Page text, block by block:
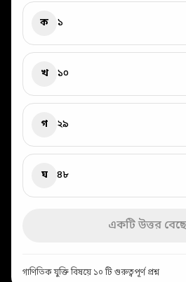
ক ১
খ ১০
গ ২৯
ঘ ৪৮
একটি উত্তর
গাণিতিক যুক্তি বিষয়ে ১০ টি গুরুত্বপূর্ণ প্রশ্ন